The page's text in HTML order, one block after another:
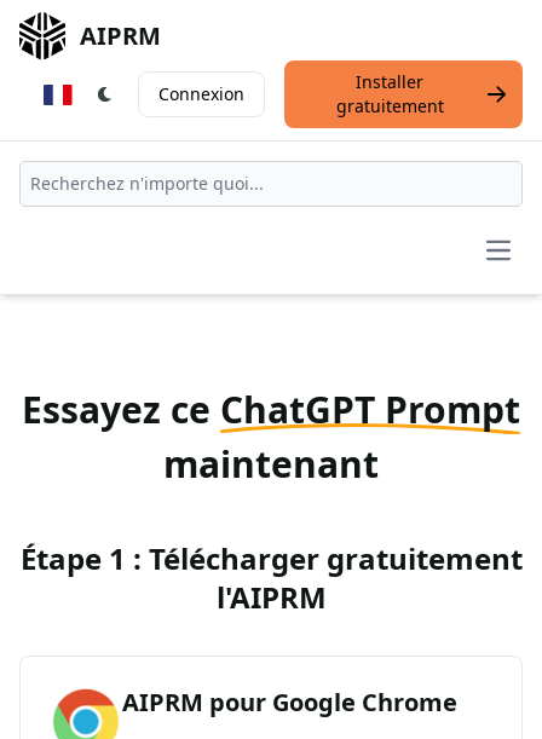
AIPRM
Connexion
Installer
gratuitement
Essayez ce ChatGPT Prompt
maintenant
Étape 1 : Télécharger gratuitement
l'AIPRM
AIPRM pour Google Chrome